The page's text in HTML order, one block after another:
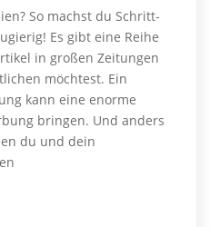
So machst du Schritt-
Es gibt eine Reihe
in großen Zeitungen
möchtest. Ein
kann eine enorme
bringen. Und anders
du und dein